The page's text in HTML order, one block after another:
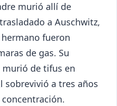
murió allí de
a Auschwitz,
fueron
de gas. Su
murió de tifus en
sobrevivió a tres años